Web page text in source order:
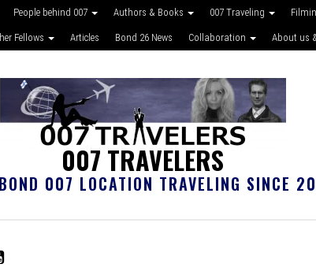
People behind 007 Authors & Books 007 Traveling
Fellows Articles Bond 26 News Collaboration About us
007 TRAVELERS
007 LOCATION TRAVELING SINCE